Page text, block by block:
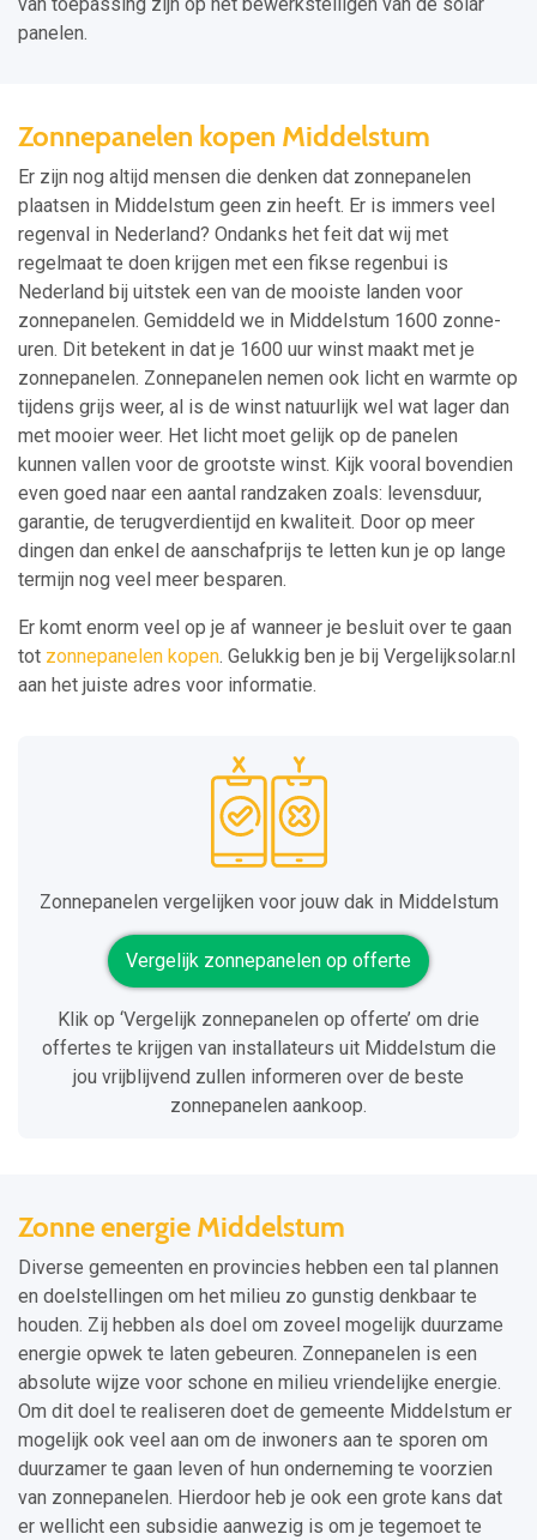
van toepassing zijn op het bewerkstelligen van de solar
panelen.
Zonnepanelen kopen Middelstum
Er zijn nog altijd mensen die denken dat zonnepanelen
plaatsen in Middelstum geen zin heeft. Er is immers veel
regenval in Nederland? Ondanks het feit dat wij met
regelmaat te doen krijgen met een fikse regenbui is
Nederland bij uitstek een van de mooiste landen voor
zonnepanelen. Gemiddeld we in Middelstum 1600 zonne-
uren. Dit betekent in dat je 1600 uur winst maakt met je
zonnepanelen. Zonnepanelen nemen ook licht en warmte op
tijdens grijs weer, al is de winst natuurlijk wel wat lager dan
met mooier weer. Het licht moet gelijk op de panelen
kunnen vallen voor de grootste winst. Kijk vooral bovendien
even goed naar een aantal randzaken zoals: levensduur,
garantie, de terugverdientijd en kwaliteit. Door op meer
dingen dan enkel de aanschafprijs te letten kun je op lange
termijn nog veel meer besparen.
Er komt enorm veel op je af wanneer je besluit over te gaan
tot zonnepanelen kopen. Gelukkig ben je bij Vergelijksolar.nl
aan het juiste adres voor informatie.
Zonnepanelen vergelijken voor jouw dak in Middelstum
Vergelijk zonnepanelen op offerte
Klik op ‘Vergelijk zonnepanelen op offerte’ om drie
offertes te krijgen van installateurs uit Middelstum die
jou vrijblijvend zullen informeren over de beste
zonnepanelen aankoop.
Zonne energie Middelstum
Diverse gemeenten en provincies hebben een tal plannen
en doelstellingen om het milieu zo gunstig denkbaar te
houden. Zij hebben als doel om zoveel mogelijk duurzame
energie opwek te laten gebeuren. Zonnepanelen is een
absolute wijze voor schone en milieu vriendelijke energie.
Om dit doel te realiseren doet de gemeente Middelstum er
mogelijk ook veel aan om de inwoners aan te sporen om
duurzamer te gaan leven of hun onderneming te voorzien
van zonnepanelen. Hierdoor heb je ook een grote kans dat
er wellicht een subsidie aanwezig is om je tegemoet te